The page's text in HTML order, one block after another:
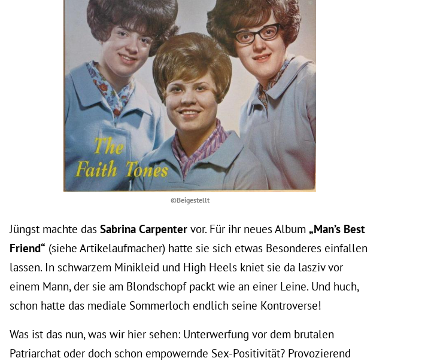
©Beigestellt
Jüngst machte das Sabrina Carpenter vor. Für ihr neues Album „Man’s Best
Friend“ (siehe Artikelaufmacher) hatte sie sich etwas Besonderes einfallen
lassen. In schwarzem Minikleid und High Heels kniet sie da lasziv vor
einem Mann, der sie am Blondschopf packt wie an einer Leine. Und huch,
schon hatte das mediale Sommerloch endlich seine Kontroverse!
Was ist das nun, was wir hier sehen: Unterwerfung vor dem brutalen
Patriarchat oder doch schon empowernde Sex-Positivität? Provozierend